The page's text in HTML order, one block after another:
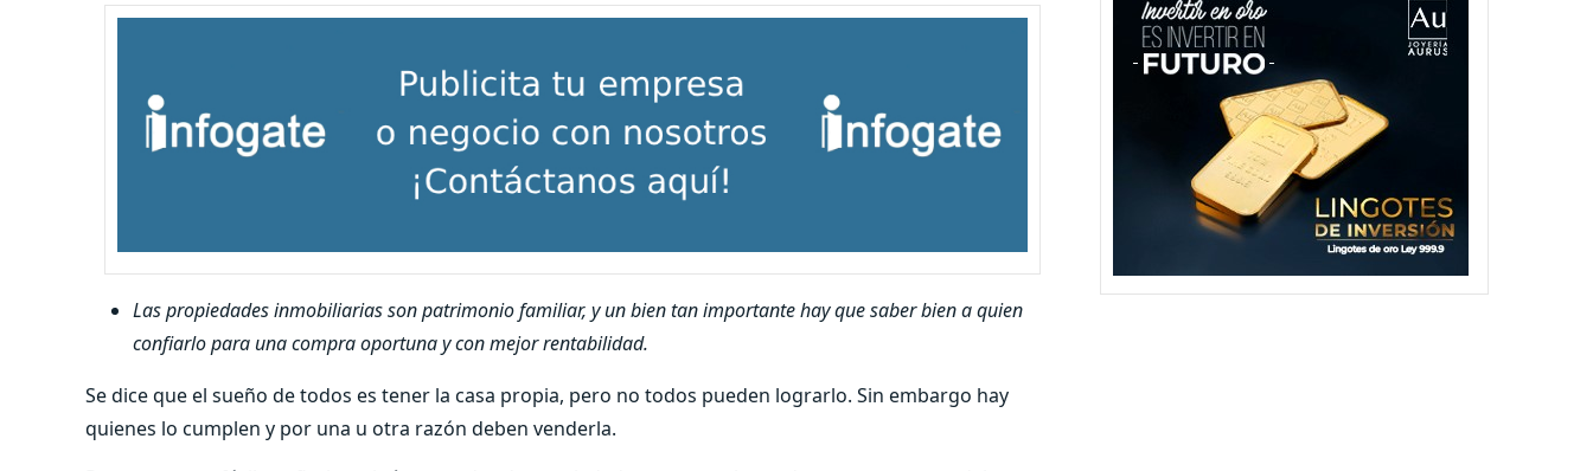
Las propiedades inmobiliarias son patrimonio familiar, y un bien tan importante hay que saber bien a quien
confiarlo para una compra oportuna y con mejor rentabilidad.
Se dice que el sueño de todos es tener la casa propia, pero no todos pueden lograrlo. Sin embargo hay
quienes lo cumplen y por una u otra razón deben venderla.